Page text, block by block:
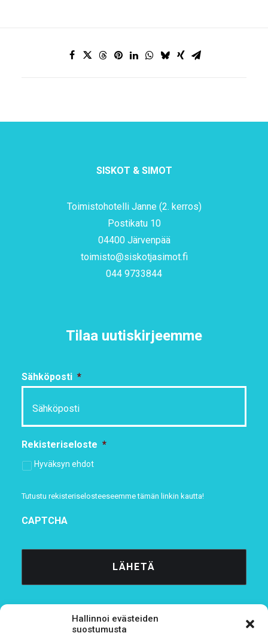
Hallinnoi evästeiden
suostumusta
SISKOT & SIMOT
Toimistohotelli Janne (2. kerros)
Postikatu 10
04400 Järvenpää
toimisto@siskotjasimot.fi
044 9733844
Tilaa uutiskirjeemme
Sähköposti *
Rekisteriseloste *
Hyväksyn ehdot
Tutustu rekisteriselosteeseemmetämän linkin kautta!
CAPTCHA